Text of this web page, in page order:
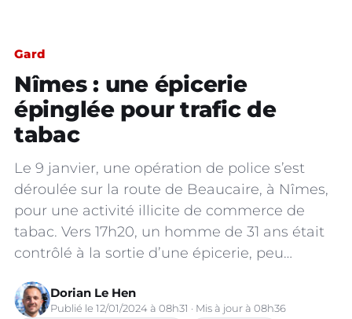
Gard
Nîmes : une épicerie
épinglée pour trafic de
tabac
Le 9 janvier, une opération de police s’est
déroulée sur la route de Beaucaire, à Nîmes,
pour une activité illicite de commerce de
tabac. Vers 17h20, un homme de 31 ans était
contrôlé à la sortie d’une épicerie, peu…
Dorian Le Hen
Publié le 12/01/2024 à 08h31 · Mis à jour à 08h36